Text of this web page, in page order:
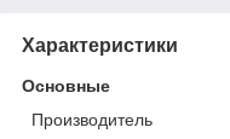
Характеристики
Основные
Производитель